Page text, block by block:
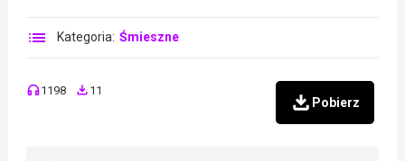
Kategoria: Śmieszne
1198 11
Pobierz